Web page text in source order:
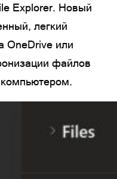
Explorer. Новый
легкий
OneDrive или
файлов